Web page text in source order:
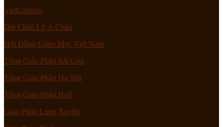
VietCatholic
Đài Chân Lý Á Châu
Hội Đồng Giám Mục Việt Nam
Tổng Giáo Phận Sài Gòn
Tổng Giáo Phận Hà Nội
Tổng Giáo Phận Huế
Giáo Phận Long Xuyên